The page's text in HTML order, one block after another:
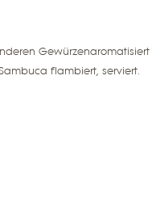
Gewürzenaromatisiert
flambiert, serviert.